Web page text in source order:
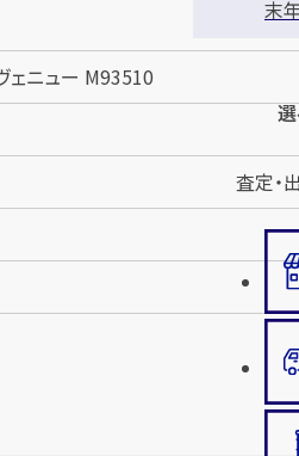
ェニュー M93510
末
査定・